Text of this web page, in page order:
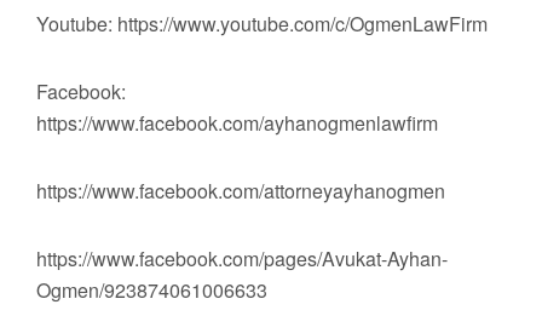
Youtube: https://www.youtube.com/c/OgmenLawFirm
Facebook:
https://www.facebook.com/ayhanogmenlawfirm
https://www.facebook.com/attorneyayhanogmen
https://www.facebook.com/pages/Avukat-Ayhan-
Ogmen/923874061006633